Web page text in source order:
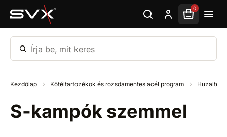
Ugrás az oldal fő részéhez 0
Írja be, mit keres
Kezdőlap Kötéltartozékok és rozsdamentes acél program
S-kampók szemmel